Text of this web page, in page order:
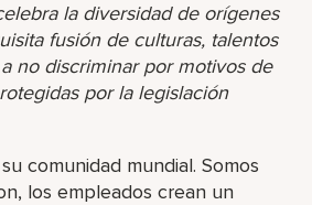
la diversidad de orígenes
fusión de culturas, talentos
no discriminar por motivos de
por la legislación
comunidad mundial. Somos
los empleados crean un